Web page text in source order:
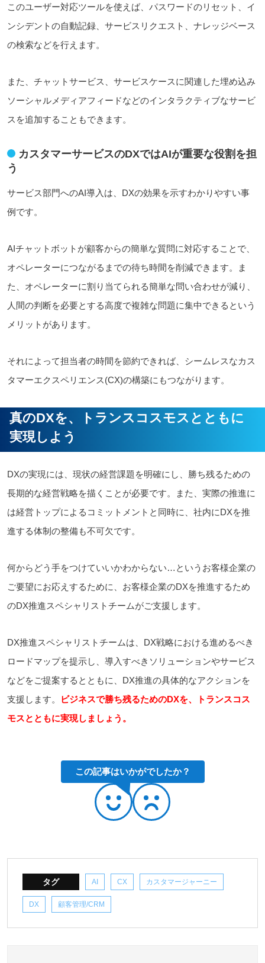
このユーザー対応ツールを使えば、パスワードのリセット、イ
ンシデントの自動記録、サービスリクエスト、ナレッジベース
の検索などを行えます。
また、チャットサービス、サービスケースに関連した埋め込み
ソーシャルメディアフィードなどのインタラクティブなサービ
スを追加することもできます。
カスタマーサービスのDXではAIが重要な役割を担
う
サービス部門へのAI導入は、DXの効果を示すわかりやすい事
例です。
AIチャットボットが顧客からの簡単な質問に対応することで、
オペレーターにつながるまでの待ち時間を削減できます。ま
た、オペレーターに割り当てられる簡単な問い合わせが減り、
人間の判断を必要とする高度で複雑な問題に集中できるという
メリットがあります。
それによって担当者の時間を節約できれば、シームレスなカス
タマーエクスペリエンス(CX)の構築にもつながります。
真のDXを、トランスコスモスとともに
実現しよう
DXの実現には、現状の経営課題を明確にし、勝ち残るための
長期的な経営戦略を描くことが必要です。また、実際の推進に
は経営トップによるコミットメントと同時に、社内にDXを推
進する体制の整備も不可欠です。
何からどう手をつけていいかわからない…というお客様企業の
ご要望にお応えするために、お客様企業のDXを推進するため
のDX推進スペシャリストチームがご支援します。
DX推進スペシャリストチームは、DX戦略における進めるべき
ロードマップを提示し、導入すべきソリューションやサービス
などをご提案するとともに、DX推進の具体的なアクションを
支援します。
ビジネスで勝ち残るためのDXを、トランスコス
モスとともに実現しましょう。
この記事はいかがでしたか？
タグ AI CX カスタマージャーニー
DX 顧客管理/CRM